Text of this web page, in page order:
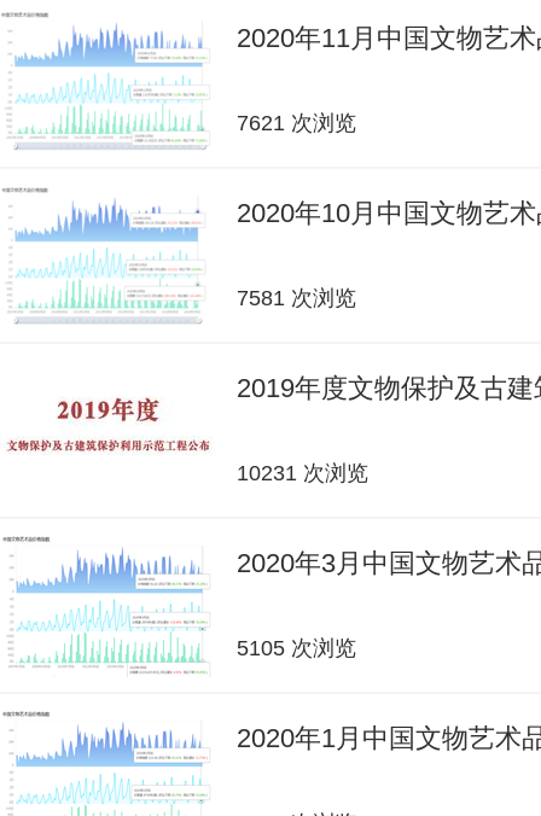
2020年11月中国文物艺
7621 次浏览
2020年10月中国文物艺
7581 次浏览
2019年度文物保护及古
10231 次浏览
2020年3月中国文物艺术
5105 次浏览
2020年1月中国文物艺术